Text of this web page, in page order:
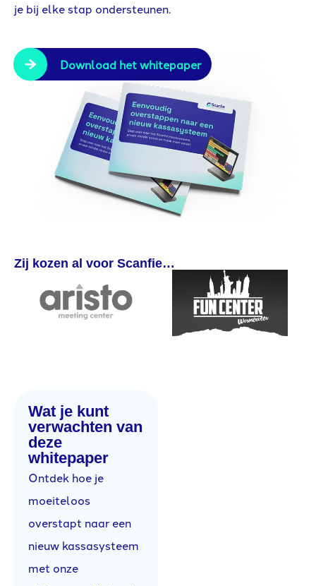
je bij elke stap ondersteunen.
Download het whitepaper
Zij kozen al voor Scanfie…
Wat je kunt
verwachten van
deze
whitepaper
Ontdek hoe je
moeiteloos
overstapt naar een
nieuw kassasysteem
met onze